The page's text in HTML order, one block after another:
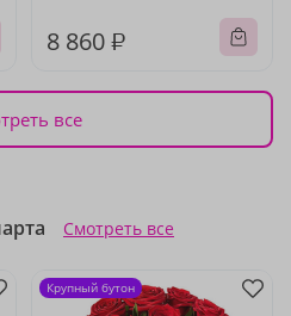
8 860 ₽
все
Смотреть все
Крупный бутон